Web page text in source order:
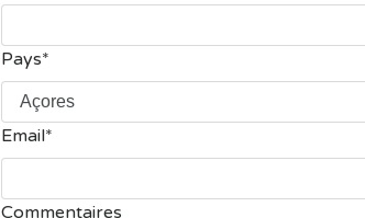
Pays
Email
Commentaires